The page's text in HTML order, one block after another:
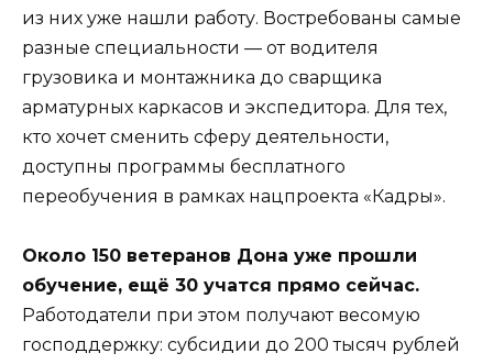
из них уже нашли работу. Востребованы самые
разные специальности — от водителя
грузовика и монтажника до сварщика
арматурных каркасов и экспедитора. Для тех,
кто хочет сменить сферу деятельности,
доступны программы бесплатного
переобучения в рамках нацпроекта «Кадры».
Около 150 ветеранов Дона уже прошли
обучение, ещё 30 учатся прямо сейчас.
Работодатели при этом получают весомую
господдержку: субсидии до 200 тысяч рублей